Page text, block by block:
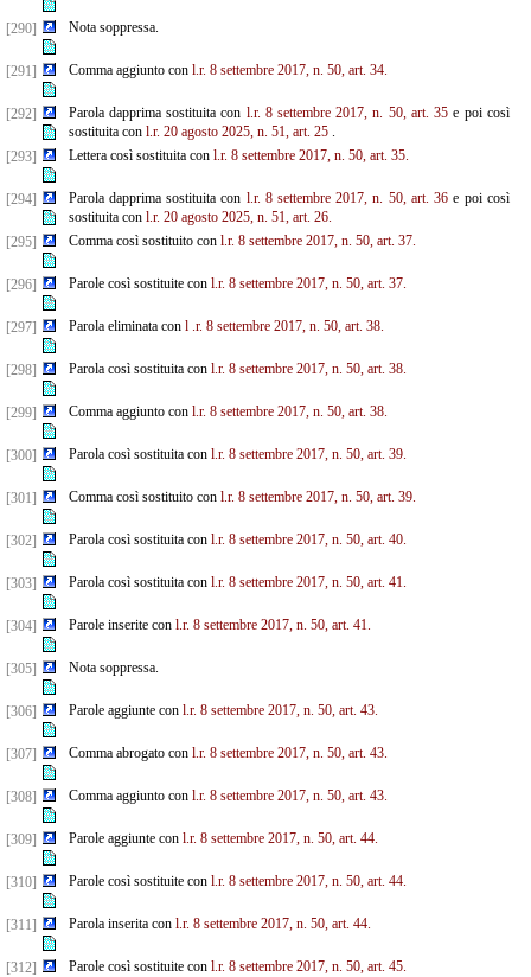
[290] Nota soppressa.
[291] Comma aggiunto con l.r. 8 settembre 2017, n. 50, art. 34.
[292] Parola dapprima sostituita con l.r. 8 settembre 2017, n. 50, art. 35 e poi così
sostituita con l.r. 20 agosto 2025, n. 51, art. 25.
[293]
Lettera così sostituita con l.r. 8 settembre 2017, n. 50, art. 35.
[294] Parola dapprima sostituita con l.r. 8 settembre 2017, n. 50, art. 36 e poi così
sostituita con l.r. 20 agosto 2025, n. 51, art. 26.
[295]
Comma così sostituito con l.r. 8 settembre 2017, n. 50, art. 37.
[296] Parole così sostituite con l.r. 8 settembre 2017, n. 50, art. 37.
[297] Parola eliminata con l .r. 8 settembre 2017, n. 50, art. 38.
[298] Parola così sostituita con l.r. 8 settembre 2017, n. 50, art. 38.
[299] Comma aggiunto con l.r. 8 settembre 2017, n. 50, art. 38.
[300] Parola così sostituita con l.r. 8 settembre 2017, n. 50, art. 39.
[301] Comma così sostituito con l.r. 8 settembre 2017, n. 50, art. 39.
[302] Parola così sostituita con l.r. 8 settembre 2017, n. 50, art. 40.
[303] Parola così sostituita con l.r. 8 settembre 2017, n. 50, art. 41.
[304] Parole inserite con l.r. 8 settembre 2017, n. 50, art. 41.
[305] Nota soppressa.
[306] Parole aggiunte con l.r. 8 settembre 2017, n. 50, art. 43.
[307] Comma abrogato con l.r. 8 settembre 2017, n. 50, art. 43.
[308] Comma aggiunto con l.r. 8 settembre 2017, n. 50, art. 43.
[309] Parole aggiunte con l.r. 8 settembre 2017, n. 50, art. 44.
[310] Parole così sostituite con l.r. 8 settembre 2017, n. 50, art. 44.
[311] Parola inserita con l.r. 8 settembre 2017, n. 50, art. 44.
[312] Parole così sostituite con l.r. 8 settembre 2017, n. 50, art. 45.